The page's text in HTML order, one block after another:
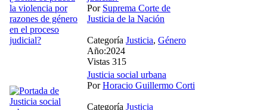
Por Suprema Corte de
Justicia de la Nación
Categoría Justicia, Género
Año:2024
Vistas 315
Justicia social urbana
PorHoracio Guillermo Corti
Categoría Justicia